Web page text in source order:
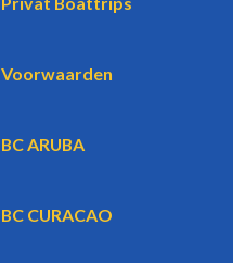
Voorwaarden
BC ARUBA
BC CURACAO